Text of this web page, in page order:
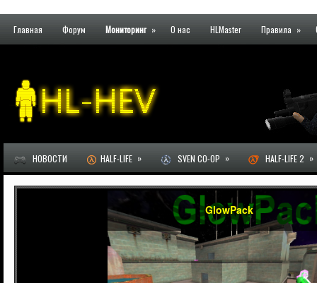
Главная Форум Мониторинг » О нас HLMaster Правила »
НОВОСТИ HALF-LIFE » SVEN CO-OP » HALF-LIFE 2 »
GlowPack